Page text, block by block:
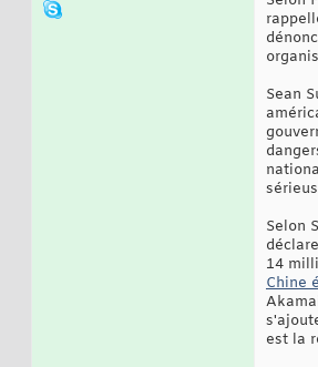
Sean
Selon
14
Chine
est la